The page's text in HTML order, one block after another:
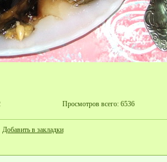
Просмотров всего: 6536
Добавить в закладки